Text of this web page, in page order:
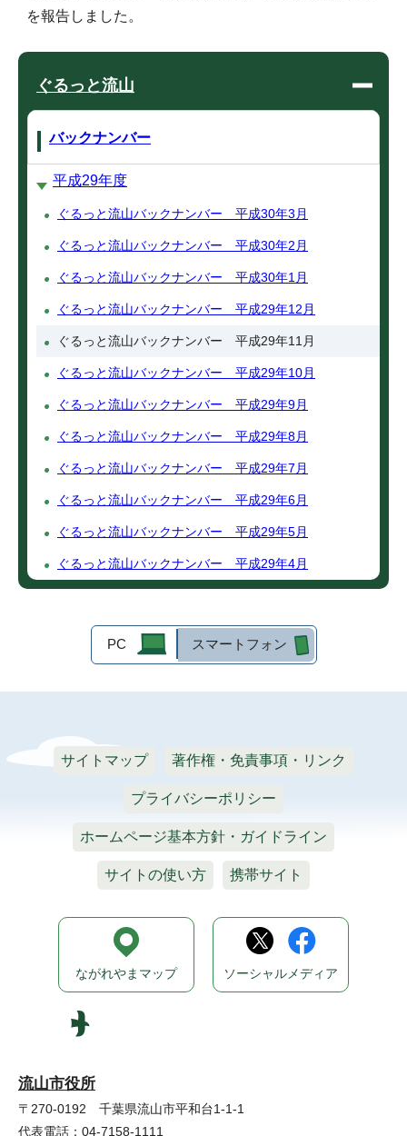
を報告しました。
ぐるっと流山
バックナンバー
平成29年度
ぐるっと流山バックナンバー 平成30年3月
ぐるっと流山バックナンバー 平成30年2月
ぐるっと流山バックナンバー 平成30年1月
ぐるっと流山バックナンバー 平成29年12月
ぐるっと流山バックナンバー 平成29年11月
ぐるっと流山バックナンバー 平成29年10月
ぐるっと流山バックナンバー 平成29年9月
ぐるっと流山バックナンバー 平成29年8月
ぐるっと流山バックナンバー 平成29年7月
ぐるっと流山バックナンバー 平成29年6月
ぐるっと流山バックナンバー 平成29年5月
ぐるっと流山バックナンバー 平成29年4月
PC スマートフォン
サイトマップ 著作権・免責事項・リンク
プライバシーポリシー
ホームページ基本方針・ガイドライン
サイトの使い方 携帯サイト
流山市役所
〒270-0192 千葉県流山市平和台1-1-1
代表電話：04-7158-1111
ながれやまマップ ソーシャルメディア